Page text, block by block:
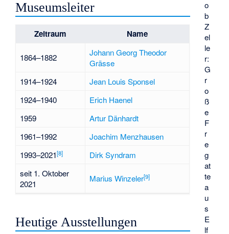
o
b
Z
el
le
r:
G
r
o
ß
e
F
r
e
g
at
te
a
u
s
E
lf
Museumsleiter
Zeitraum Name
1864–1882
Johann Georg Theodor
Grässe
1914–1924
Jean Louis Sponsel
1924–1940
Erich Haenel
1959
Artur Dänhardt
1961–1992
Joachim Menzhausen
1993–2021[8]
Dirk Syndram
seit 1. Oktober
2021
Marius Winzeler[9]
Heutige Ausstellungen